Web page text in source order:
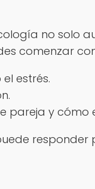
no solo
comenzar
estrés.
pareja y cómo